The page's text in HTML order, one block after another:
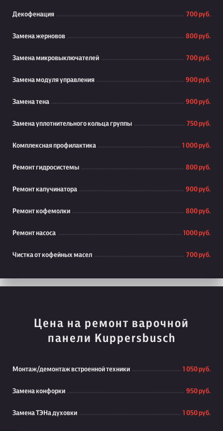
Декофенация 700 руб.
Замена жерновов 800 руб.
Замена микровыключателей 700 руб.
Замена модуля управления 900 руб.
Замена тена 900 руб.
Замена уплотнительного кольца группы 750 руб.
Комплексная профилактика 1 000 руб.
Ремонт гидросистемы 800 руб.
Ремонт капучинатора 900 руб.
Ремонт кофемолки 800 руб.
Ремонт насоса 1000 руб.
Чистка от кофейных масел 700 руб.
Цена на ремонт варочной
панели Kuppersbusch
Монтаж/демонтаж встроенной техники 1 050 руб.
Замена конфорки 950 руб.
Замена ТЭНа духовки 1 050 руб.